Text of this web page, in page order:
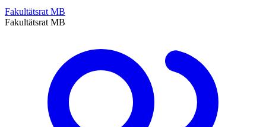
Fakultätsrat MB
Fakultätsrat MB